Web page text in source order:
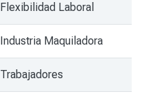
Flexibilidad Laboral
Industria Maquiladora
Trabajadores